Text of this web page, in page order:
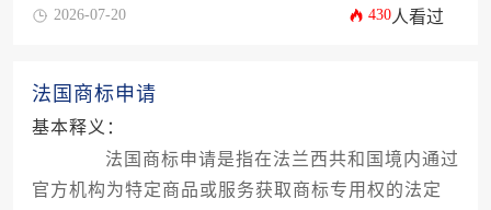
2026-07-20 430人看过
法国商标申请
基本释义：
法国商标申请是指在法兰西共和国境内通过
官方机构为特定商品或服务获取商标专用权的法定